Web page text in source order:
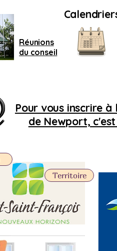
Réunions
du conseil
Pour vous inscrire
de Newport, c'est
Territoire